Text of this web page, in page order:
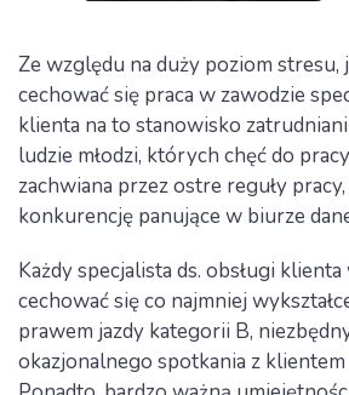
Ze względu na duży poziom stresu,
cechować się praca w zawodzie
klienta na to stanowisko
ludzie młodzi, których chęć do
zachwiana przez ostre reguły
konkurencję panujące w biurze
Każdy specjalista ds. obsługi
cechować się co najmniej
prawem jazdy kategorii B,
okazjonalnego spotkania z